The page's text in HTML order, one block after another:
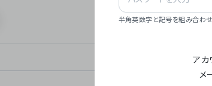
半角英数字と記号を組み合わせ
アカ
メ